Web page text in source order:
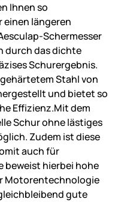
Ihnen so
einen längeren
Schermesser
durch das dichte
Schurergebnis.
Stahl von
und bietet so
Effizienz.Mit dem
Schur ohne lästiges
Zudem ist diese
auch für
beweist hierbei hohe
Motorentechnologie
gute